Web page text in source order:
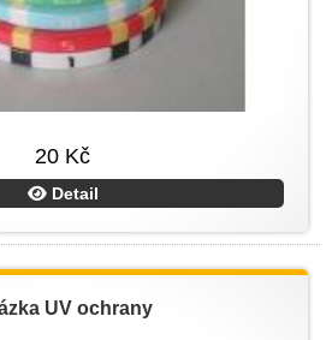
20 Kč
Detail
UV ochrany